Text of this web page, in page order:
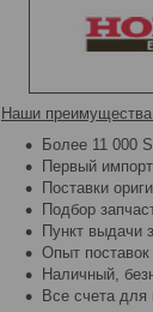
Наши
Более 11 000
Первый
Поставки
Подбор
Пункт выдачи
Опыт поставок
Наличный,
Все счета